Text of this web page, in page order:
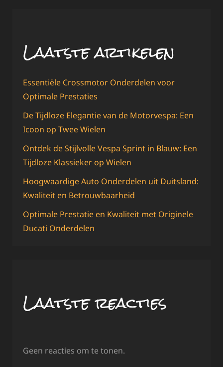
Laatste artikelen
Essentiële Crossmotor Onderdelen voor
Optimale Prestaties
De Tijdloze Elegantie van de Motorvespa: Een
Icoon op Twee Wielen
Ontdek de Stijlvolle Vespa Sprint in Blauw: Een
Tijdloze Klassieker op Wielen
Hoogwaardige Auto Onderdelen uit Duitsland:
Kwaliteit en Betrouwbaarheid
Optimale Prestatie en Kwaliteit met Originele
Ducati Onderdelen
Laatste reacties
Geen reacties om te tonen.